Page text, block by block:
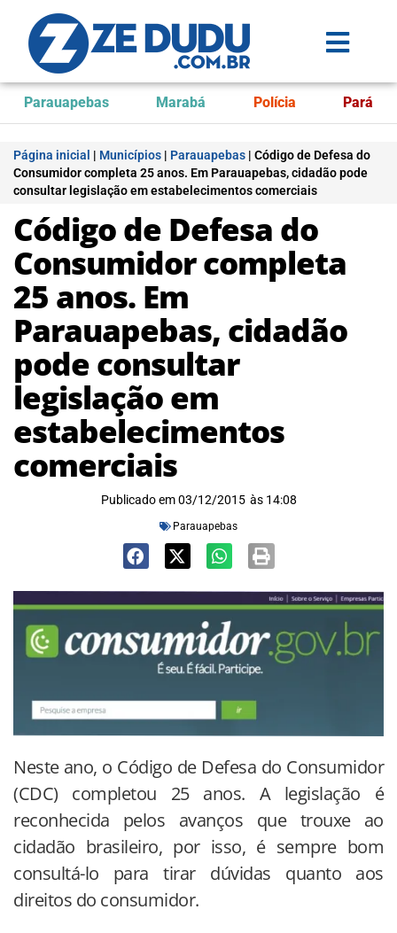
Parauapebas Marabá Polícia Pará
Página inicial | Municípios | Parauapebas | Código de Defesa do
Consumidor completa 25 anos. Em Parauapebas, cidadão pode
consultar legislação em estabelecimentos comerciais
Código de Defesa do
Consumidor completa
25 anos. Em
Parauapebas, cidadão
pode consultar
legislação em
estabelecimentos
comerciais
Publicado em 03/12/2015 às 14:08
Parauapebas
Neste ano, o Código de Defesa do Consumidor
(CDC) completou 25 anos. A legislação é
reconhecida pelos avanços que trouxe ao
cidadão brasileiro, por isso, é sempre bom
consultá-lo para tirar dúvidas quanto aos
direitos do consumidor.